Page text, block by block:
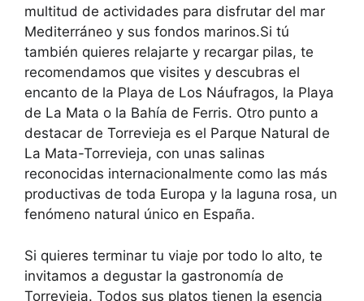
multitud de actividades para disfrutar del mar
Mediterráneo y sus fondos marinos.Si tú
también quieres relajarte y recargar pilas, te
recomendamos que visites y descubras el
encanto de la Playa de Los Náufragos, la Playa
de La Mata o la Bahía de Ferris. Otro punto a
destacar de Torrevieja es el Parque Natural de
La Mata-Torrevieja, con unas salinas
reconocidas internacionalmente como las más
productivas de toda Europa y la laguna rosa, un
fenómeno natural único en España.
Si quieres terminar tu viaje por todo lo alto, te
invitamos a degustar la gastronomía de
Torrevieja. Todos sus platos tienen la esencia